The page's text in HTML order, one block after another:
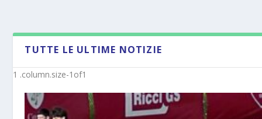
TUTTE LE ULTIME NOTIZIE